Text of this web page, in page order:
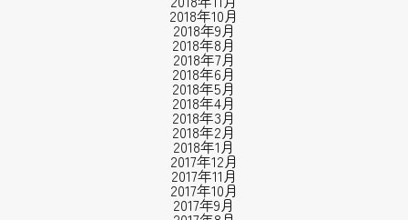
2018年10月
2018年9月
2018年8月
2018年7月
2018年6月
2018年5月
2018年4月
2018年3月
2018年2月
2018年1月
2017年12月
2017年11月
2017年10月
2017年9月